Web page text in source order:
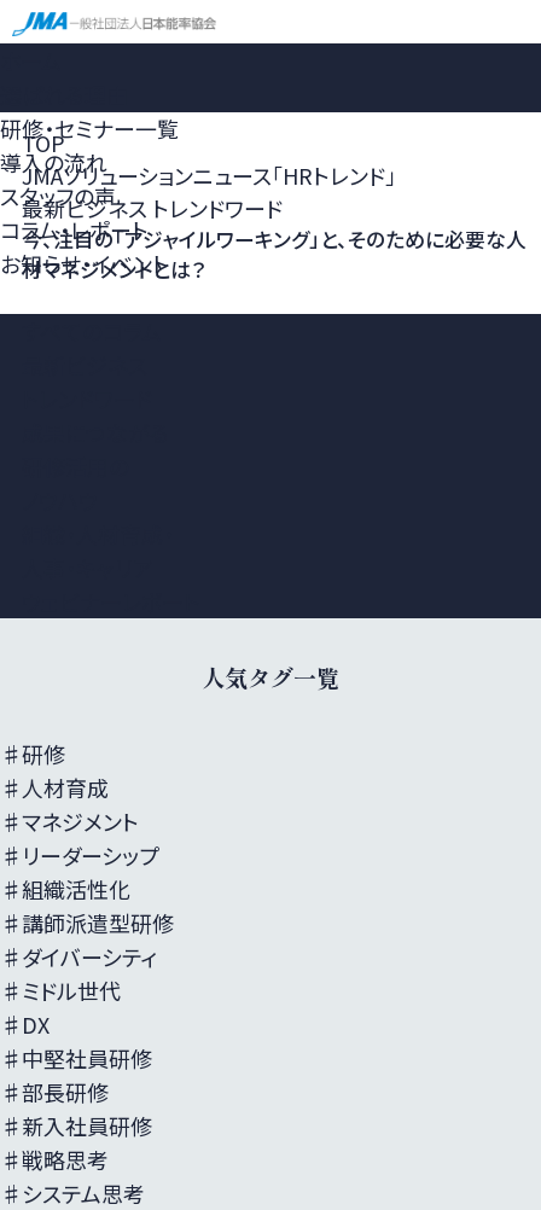
研修・セミナー一覧
導入の流れ
スタッフの声
コラム・レポート
お知らせ・イベント
TOP
JMAソリューションニュース「HRトレンド」
最新ビジネス トレンドワード
今、注目の「アジャイルワーキング」と、そのために必要な人
材マネジメントとは？
人気タグ一覧
♯研修
♯人材育成
♯マネジメント
♯リーダーシップ
♯組織活性化
♯講師派遣型研修
♯ダイバーシティ
♯ミドル世代
♯DX
♯中堅社員研修
♯部長研修
♯新入社員研修
♯戦略思考
♯システム思考